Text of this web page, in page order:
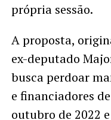
própria sessão.
A proposta,
ex-deputado
busca perdoar
e financiadores
outubro de 2022